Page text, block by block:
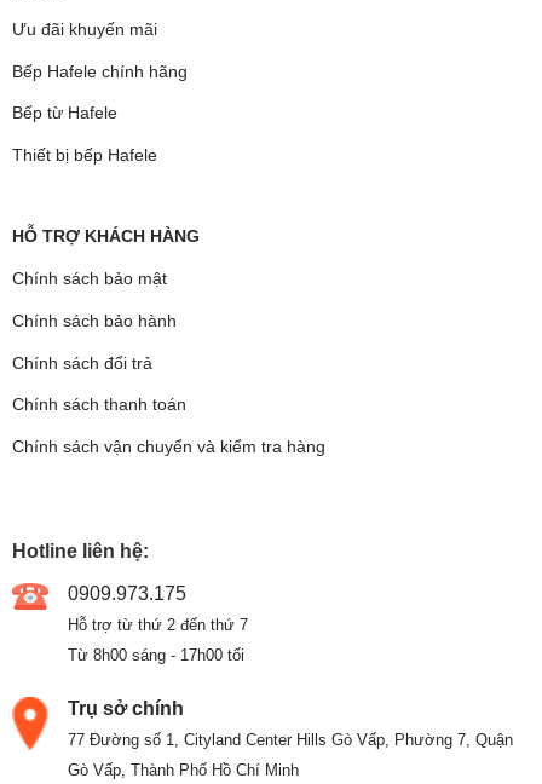
Ưu đãi khuyến mãi
Bếp Hafele chính hãng
Bếp từ Hafele
Thiết bị bếp Hafele
HỖ TRỢ KHÁCH HÀNG
Chính sách bảo mật
Chính sách bảo hành
Chính sách đổi trả
Chính sách thanh toán
Chính sách vận chuyển và kiểm tra hàng
Hotline liên hệ:
0909.973.175
Hỗ trợ từ thứ 2 đến thứ 7
Từ 8h00 sáng - 17h00 tối
Trụ sở chính
77 Đường số 1, Cityland Center Hills Gò Vấp, Phường 7, Quận
Gò Vấp, Thành Phố Hồ Chí Minh